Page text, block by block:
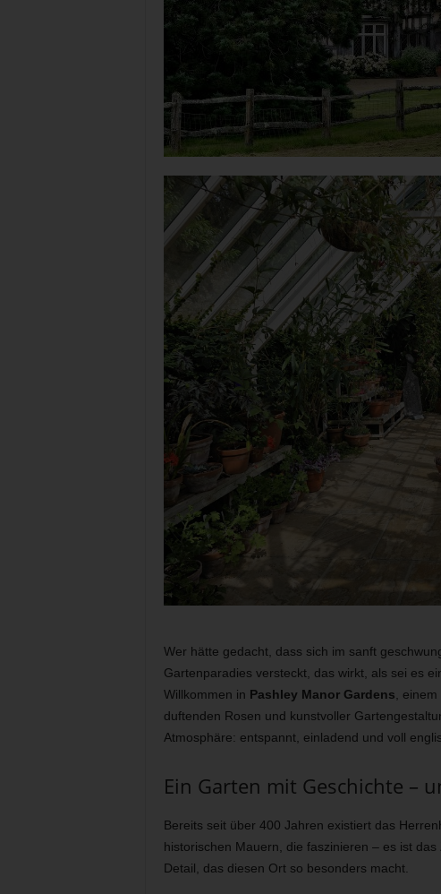
Wer hätte gedacht, dass sich im sanft
Gartenparadies versteckt, das wirkt, als sei es
Willkommen in Pashley Manor Gardens ,
duftenden Rosen und kunstvoller
Atmosphäre: entspannt, einladend und voll
Ein Garten mit Geschichte –
Bereits seit über 400 Jahren existiert das
historischen Mauern, die faszinieren – es ist
Detail, das diesen Ort so besonders macht.